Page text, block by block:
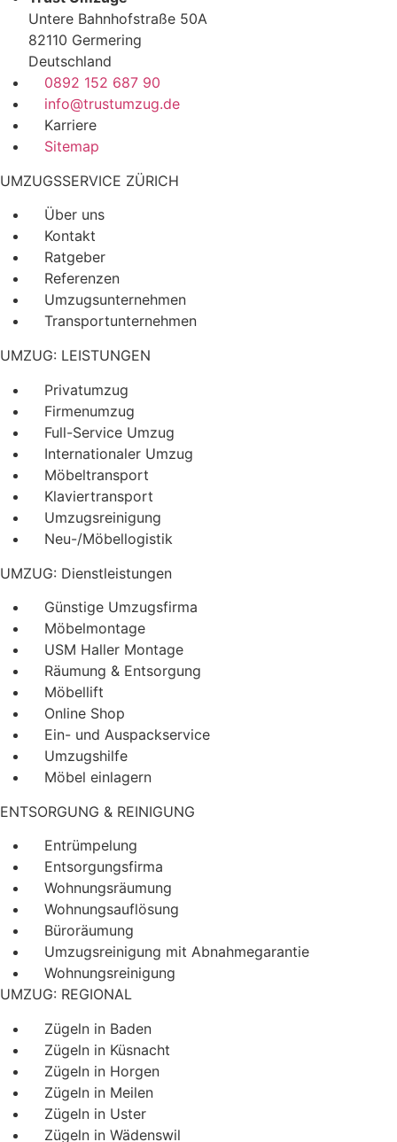
Untere Bahnhofstraße 50A
82110 Germering
Deutschland
0892 152 687 90
info@trustumzug.de
Karriere
Sitemap
UMZUGSSERVICE ZÜRICH
Über uns
Kontakt
Ratgeber
Referenzen
Umzugsunternehmen
Transportunternehmen
UMZUG: LEISTUNGEN
Privatumzug
Firmenumzug
Full-Service Umzug
Internationaler Umzug
Möbeltransport
Klaviertransport
Umzugsreinigung
Neu-/Möbellogistik
UMZUG: Dienstleistungen
Günstige Umzugsfirma
Möbelmontage
USM Haller Montage
Räumung & Entsorgung
Möbellift
Online Shop
Ein- und Auspackservice
Umzugshilfe
Möbel einlagern
ENTSORGUNG & REINIGUNG
Entrümpelung
Entsorgungsfirma
Wohnungsräumung
Wohnungsauflösung
Büroräumung
Umzugsreinigung mit Abnahmegarantie
Wohnungsreinigung
UMZUG: REGIONAL
Zügeln in Baden
Zügeln in Küsnacht
Zügeln in Horgen
Zügeln in Meilen
Zügeln in Uster
Zügeln in Wädenswil